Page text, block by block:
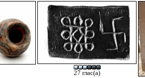
27 глас(а)